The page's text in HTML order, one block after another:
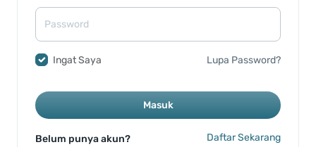
Ingat Saya Lupa Password?
Masuk
Belum punya akun? Daftar Sekarang